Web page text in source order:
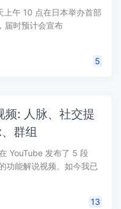
上午 10 点在日本举办首部
届时预计会宣布
5
: 人脉、社交提
群组
YouTube 发布了 5 段
功能解说视频。如今我已
13